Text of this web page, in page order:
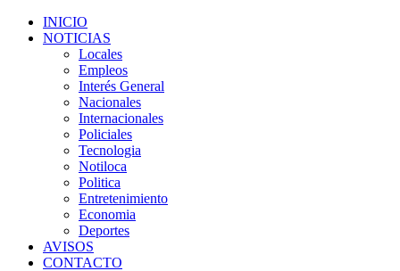
INICIO
NOTICIAS
Locales
Empleos
Interés General
Nacionales
Internacionales
Policiales
Tecnologia
Notiloca
Politica
Entretenimiento
Economia
Deportes
AVISOS
CONTACTO